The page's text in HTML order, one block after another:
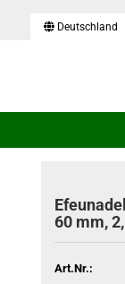
Deutschland
60 mm,
Art.Nr.: